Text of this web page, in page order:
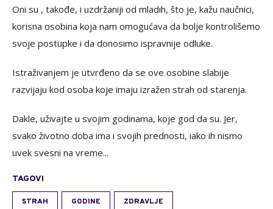
Oni su , takođe, i uzdržaniji od mladih, što je, kažu naučnici,
korisna osobina koja nam omogućava da bolje kontrolišemo
svoje postupke i da donosimo ispravnije odluke.
Istraživanjem je utvrđeno da se ove osobine slabije
razvijaju kod osoba koje imaju izražen strah od starenja.
Dakle, uživajte u svojim godinama, koje god da su. Jer,
svako životno doba ima i svojih prednosti, iako ih nismo
uvek svesni na vreme...
TAGOVI
STRAH GODINE ZDRAVLJE